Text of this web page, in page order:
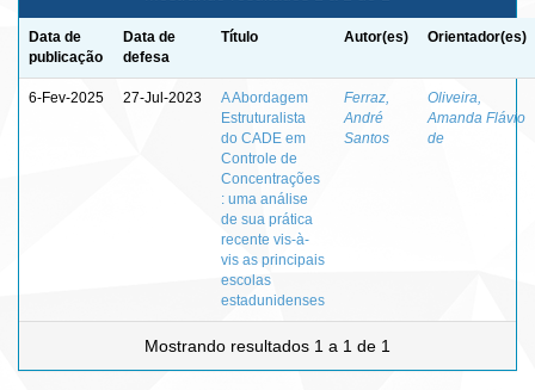
Data de
publicação
Data de
defesa
Título Autor(es) Orientador(es)
6-Fev-2025 27-Jul-2023
A Abordagem
Estruturalista
do CADE em
Controle de
Concentrações
: uma análise
de sua prática
recente vis-à-
vis as principais
escolas
estadunidenses
Ferraz,
André
Santos
Oliveira,
Amanda Flávio
de
Mostrando resultados 1 a 1 de 1